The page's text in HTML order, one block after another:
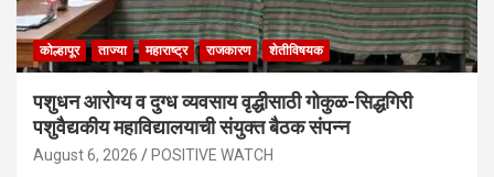
कोल्हापूर ताज्या महाराष्ट्र राजकारण शेतीविषयक
पशुधन आरोग्य व दुग्ध व्यवसाय वृद्धीसाठी गोकुळ-सिद्धगिरी
पशुवैद्यकीय महाविद्यालयाची संयुक्त बैठक संपन्न
August 6, 2026 POSITIVE WATCH